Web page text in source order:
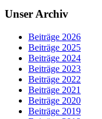
Unser Archiv
Beiträge 2026
Beiträge 2025
Beiträge 2024
Beiträge 2023
Beiträge 2022
Beiträge 2021
Beiträge 2020
Beiträge 2019